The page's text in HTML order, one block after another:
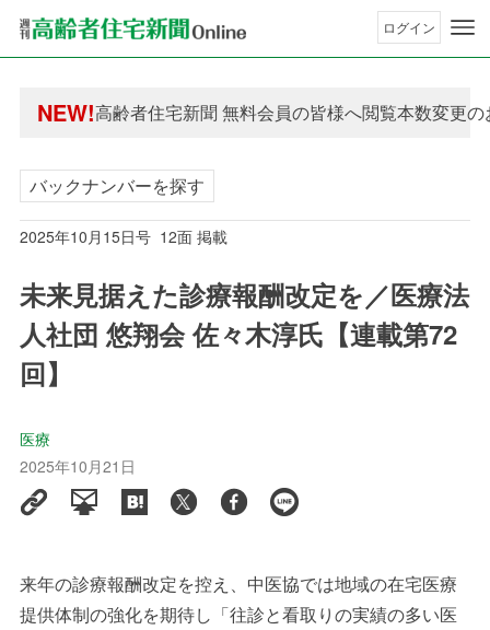
ログイン
NEW!高齢者住宅新聞 無料会員の皆様へ閲覧本数変更
高齢者住宅新聞 無料会員の皆様へ閲覧本数変更
バックナンバーを探す
2025年10月15日号 12面 掲載
未来見据えた診療報酬改定を／医療法
人社団 悠翔会 佐々木淳氏【連載第72
回】
医療
2025年10月21日
来年の診療報酬改定を控え、中医協では地域の在宅医療
提供体制の強化を期待し「往診と看取りの実績の多い医